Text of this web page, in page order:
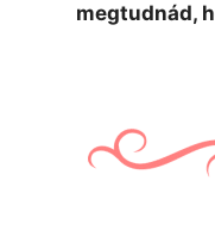
megtudnád,